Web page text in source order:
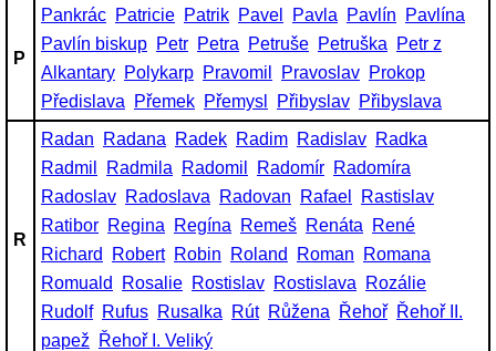
P
Pankrác Patricie Patrik Pavel Pavla Pavlín
Pavlína
Pavlín biskup Petr Petra Petruše Petruška
Petr z
Alkantary Polykarp Pravomil Pravoslav Prokop
Předislava
Přemek Přemysl Přibyslav Přibyslava
R
Radan Radana Radek Radim Radislav Radka
Radmil
Radmila Radomil Radomír Radomíra
Radoslav Radoslava Radovan Rafael
Rastislav
Ratibor Regina Regína Remeš Renáta
René
Richard
Robert Robin Roland Roman
Romana
Romuald
Rosalie Rostislav Rostislava
Rozálie
Rudolf Rufus Rusalka Rút Růžena Řehoř Řehoř II.
papež
Řehoř I. Veliký